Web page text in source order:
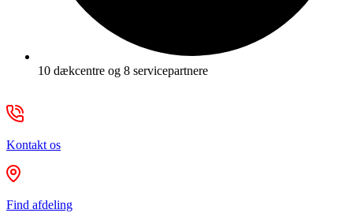
10 dækcentre og 8 servicepartnere
Kontakt os
Find afdeling